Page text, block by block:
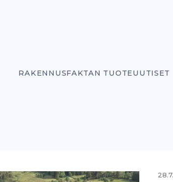
RAKENNUSFAKTAN TUOTEUUTISET